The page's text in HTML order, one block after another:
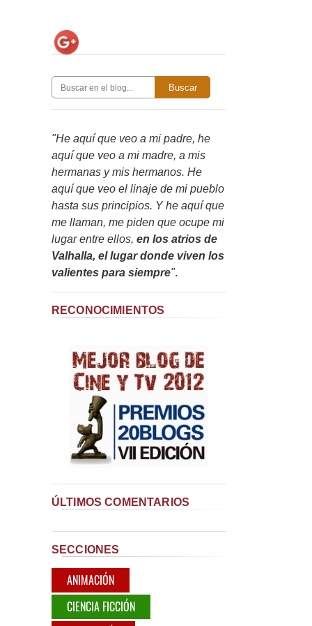
Buscar
"He aquí que veo a mi padre, he
aquí que veo a mi madre, a mis
hermanas y mis hermanos. He
aquí que veo el linaje de mi pueblo
hasta sus principios. Y he aquí que
me llaman, me piden que ocupe mi
lugar entre ellos, en los atrios de
Valhalla, el lugar donde viven los
valientes para siempre".
RECONOCIMIENTOS
ÚLTIMOS COMENTARIOS
SECCIONES
ANIMACIÓN
CIENCIA FICCIÓN